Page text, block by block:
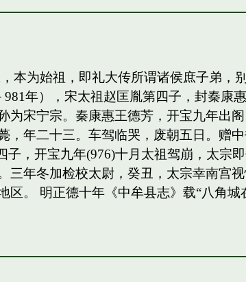
本为始祖，即礼大传所谓诸侯庶子弟，
981年），宋太祖赵匡胤第四子，封秦
为宋宁宗。秦康惠王德芳，开宝九年出
，年二十三。车驾临哭，废朝五日。赠
子，开宝九年(976)十月太祖驾崩，太宗
三年冬加检校太尉，癸丑，太宗幸南宫
区。 明正德十年《中牟县志》载“八角